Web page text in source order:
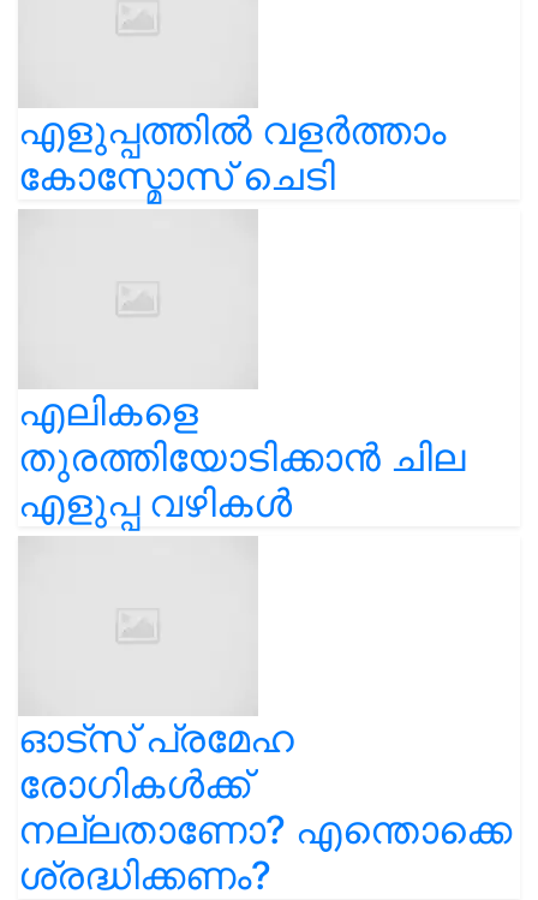
എളുപ്പത്തിൽ വളർത്താം
കോസ്മോസ് ചെടി
എലികളെ
തുരത്തിയോടിക്കാൻ ചില
എളുപ്പ വഴികൾ
ഓട്സ് പ്രമേഹ
രോഗികൾക്ക്
നല്ലതാണോ? എന്തൊക്കെ
ശ്രദ്ധിക്കണം?